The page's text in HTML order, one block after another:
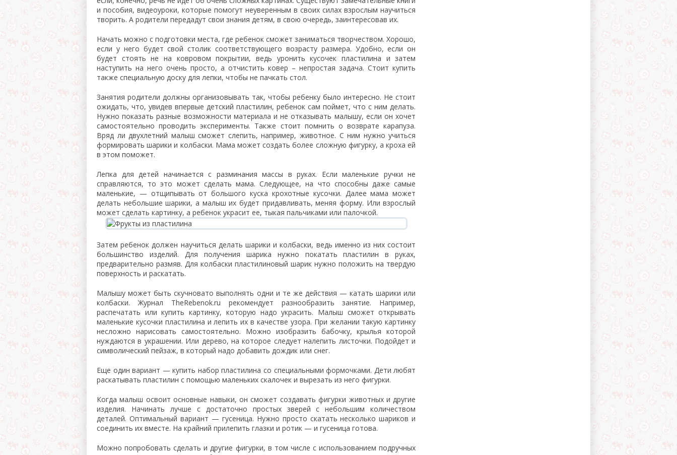
и пособия, видеоуроки, которые помогут неуверенным в своих силах взрослым научиться
творить. А родители передадут свои знания детям, в свою очередь, заинтересовав их.
Начать можно с подготовки места, где ребенок сможет заниматься творчеством. Хорошо,
если у него будет свой столик соответствующего возрасту размера. Удобно, если он
будет стоять не на ковровом покрытии, ведь уронить кусочек пластилина и затем
наступить на него очень просто, а отчистить ковер – непростая задача. Стоит купить
также специальную доску для лепки, чтобы не пачкать стол.
Занятия родители должны организовывать так, чтобы ребенку было интересно. Не стоит
ожидать, что, увидев впервые детский пластилин, ребенок сам поймет, что с ним делать.
Нужно показать разные возможности материала и не отказывать малышу, если он хочет
самостоятельно проводить эксперименты. Также стоит помнить о возврате карапуза.
Вряд ли двухлетний малыш сможет слепить, например, животное. С ним нужно учиться
формировать шарики и колбаски. Мама может создать более сложную фигурку, а кроха ей
в этом поможет.
Лепка для детей начинается с разминания массы в руках. Если маленькие ручки не
справляются, то это может сделать мама. Следующее, на что способны даже самые
маленькие, — отщипывать от большого куска крохотные кусочки. Далее мама может
делать небольшие шарики, а малыш их будет придавливать, меняя форму. Или взрослый
может сделать картинку, а ребенок украсит ее, тыкая пальчиками или палочкой.
Затем ребенок должен научиться делать шарики и колбаски, ведь именно из них состоит
большинство изделий. Для получения шарика нужно покатать пластилин в руках,
предварительно размяв. Для колбаски пластилиновый шарик нужно положить на твердую
поверхность и раскатать.
Малышу может быть скучновато выполнять одни и те же действия — катать шарики или
колбаски. Журнал TheRebenok.ru рекомендует разнообразить занятие. Например,
распечатать или купить картинку, которую надо украсить. Малыш сможет открывать
маленькие кусочки пластилина и лепить их в качестве узора. При желании такую картинку
несложно нарисовать самостоятельно. Можно изобразить бабочку, крылья которой
нуждаются в украшении. Или дерево, на которое следует налепить листочки. Подойдет и
символический пейзаж, в который надо добавить дождик или снег.
Еще один вариант — купить набор пластилина со специальными формочками. Дети любят
раскатывать пластилин с помощью маленьких скалочек и вырезать из него фигурки.
Когда малыш освоит основные навыки, он сможет создавать фигурки животных и другие
изделия. Начинать лучше с достаточно простых зверей с небольшим количеством
деталей. Оптимальный вариант — гусеница. Нужно просто скатать несколько шариков и
соединить их вместе. На крайний прилепить глазки и ротик — и гусеница готова.
Можно попробовать сделать и другие фигурки, в том числе с использованием подручных